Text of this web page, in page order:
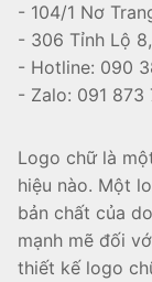
- 104/1 Nơ
- 306 Tỉnh Lộ
- Hotline: 090
- Zalo: 091 873
Logo chữ là
hiệu nào. Một
bản chất của
mạnh mẽ đối
thiết kế logo